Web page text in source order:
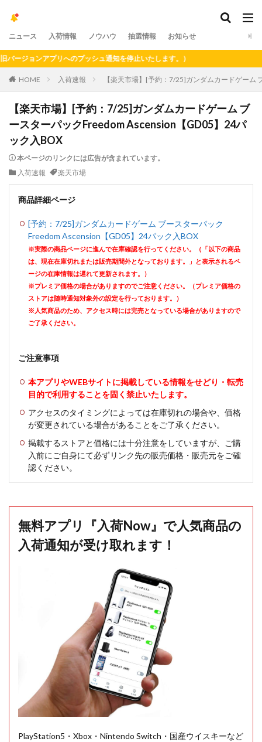
ニュース 入荷情報 ノウハウ 抽選情報 お知らせ
ョンアプリへのプッシュ通知を停止いたします。）
HOME 入荷速報 【楽天市場】[予約：7/25]ガンダムカードゲー
【楽天市場】[予約：7/25]ガンダムカードゲーム ブ
ースターパックFreedom Ascension【GD05】24パ
ック入BOX
本ページのリンクには広告が含まれています。
入荷速報
楽天市場
商品詳細ページ
[予約：7/25]ガンダムカードゲーム ブースターパック
Freedom Ascension【GD05】24パック入BOX
※実際の商品ページに進んで在庫確認を行ってください。（「以下の商品
は、現在在庫切れまたは販売期間外となっております。」と表示されるペ
ージの在庫情報は遅れて更新されます。）
※プレミア価格の場合がありますのでご注意ください。（プレミア価格の
ストアは随時通知対象外の設定を行っております。）
※人気商品のため、アクセス時には完売となっている場合がありますので
ご了承ください。
ご注意事項
本アプリやWEBサイトに掲載している情報をせどり・転売
目的で利用することを固く禁止いたします。
アクセスのタイミングによっては在庫切れの場合や、価格
が変更されている場合があることをご了承ください。
掲載するストアと価格には十分注意をしていますが、ご購
入前にご自身にて必ずリンク先の販売価格・販売元をご確
認ください。
無料アプリ『入荷Now』で人気商品の
入荷通知が受け取れます！
PlayStation5・Xbox・Nintendo Switch・国産ウイスキーなど